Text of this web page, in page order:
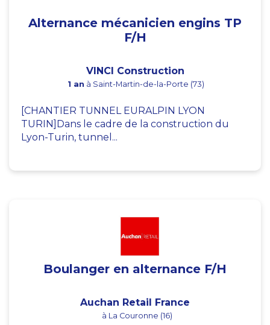
Alternance mécanicien engins TP
F/H
VINCI Construction
1 an à Saint-Martin-de-la-Porte (73)
[CHANTIER TUNNEL EURALPIN LYON
TURIN]Dans le cadre de la construction du
Lyon-Turin, tunnel...
Boulanger en alternance F/H
Auchan Retail France
à La Couronne (16)